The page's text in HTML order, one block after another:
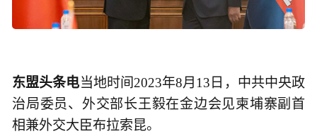
东盟头条电当地时间2023年8月13日，中共中央政
治局委员、外交部长王毅在金边会见柬埔寨副首
相兼外交大臣布拉索昆。